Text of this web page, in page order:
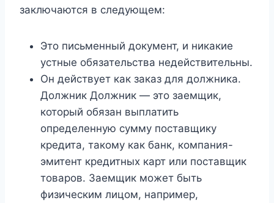
заключаются в следующем:
Это письменный документ, и никакие
устные обязательства недействительны.
Он действует как заказ для должника.
Должник Должник — это заемщик,
который обязан выплатить
определенную сумму поставщику
кредита, такому как банк, компания-
эмитент кредитных карт или поставщик
товаров. Заемщик может быть
физическим лицом, например,